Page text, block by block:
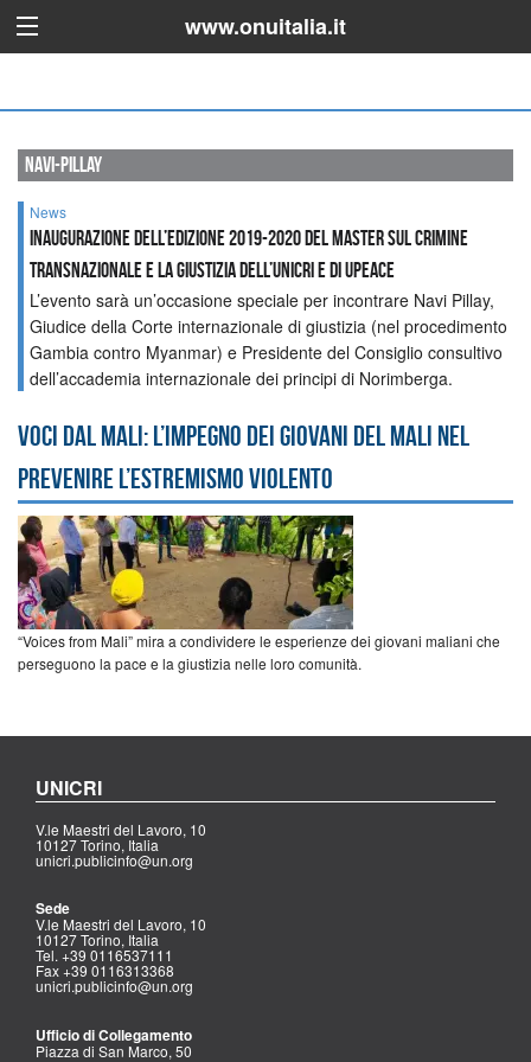
www.onuitalia.it
navi-pillay
News
Inaugurazione dell’edizione 2019-2020 del Master sul crimine
transnazionale e la giustizia dell’UNICRI e di UPEACE
L’evento sarà un’occasione speciale per incontrare Navi Pillay,
Giudice della Corte internazionale di giustizia (nel procedimento
Gambia contro Myanmar) e Presidente del Consiglio consultivo
dell’accademia internazionale dei principi di Norimberga.
Voci dal Mali: l’impegno dei giovani del Mali nel
prevenire l’estremismo violento
“Voices from Mali” mira a condividere le esperienze dei giovani maliani che
perseguono la pace e la giustizia nelle loro comunità.
UNICRI
V.le Maestri del Lavoro, 10
10127 Torino, Italia
unicri.publicinfo@un.org
Sede
V.le Maestri del Lavoro, 10
10127 Torino, Italia
Tel. +39 0116537111
Fax +39 0116313368
unicri.publicinfo@un.org
Ufficio di Collegamento
Piazza di San Marco, 50